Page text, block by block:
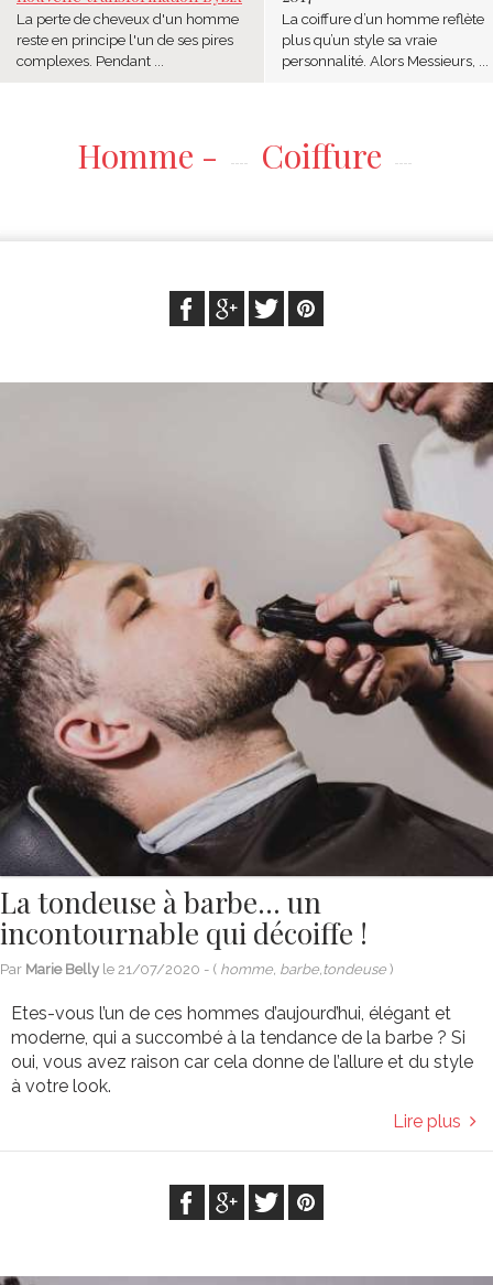
La perte de cheveux d'un homme
reste en principe l'un de ses pires
complexes. Pendant ...
La coiffure d’un homme reflète
plus qu’un style sa vraie
personnalité. Alors Messieurs, ...
Homme - Coiffure
La tondeuse à barbe… un
incontournable qui décoiffe !
Par Marie Belly le 21/07/2020 - ( homme, barbe,tondeuse )
Etes-vous l’un de ces hommes d’aujourd’hui, élégant et
moderne, qui a succombé à la tendance de la barbe ? Si
oui, vous avez raison car cela donne de l’allure et du style
à votre look.
Lire plus